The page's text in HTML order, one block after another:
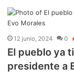
12 junio, 2024 0
El pueblo ya
presidente a